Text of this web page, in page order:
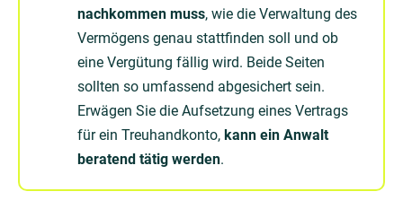
nachkommen muss, wie die Verwaltung des
Vermögens genau stattfinden soll und ob
eine Vergütung fällig wird. Beide Seiten
sollten so umfassend abgesichert sein.
Erwägen Sie die Aufsetzung eines Vertrags
für ein Treuhandkonto, kann ein Anwalt
beratend tätig werden.